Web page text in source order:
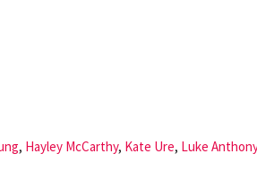
, Hayley McCarthy, Kate Ure, Luke Anthony